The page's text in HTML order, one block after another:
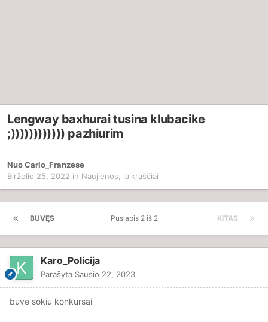
Lengway baxhurai tusina klubacike
;)))))))))))) pazhiurim
NuoCarlo_Franzese
Birželio 25, 2022 in Naujienos, laikraščiai
BUVĘS KITAS
Puslapis 2 iš 2
Karo_Policija
Parašyta Sausio 22, 2023
buve sokiu konkursai